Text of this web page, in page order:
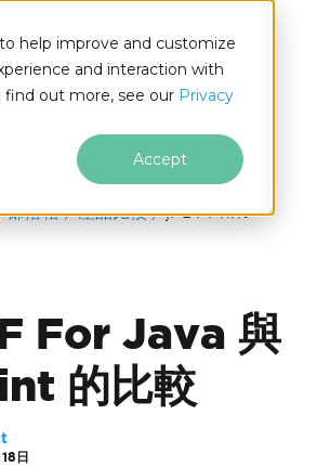
help improve and customize
and interaction with
find out more, see our Privacy
Accept
部落格 產品比較 jPDFPrint
For Java 與
的比較
日